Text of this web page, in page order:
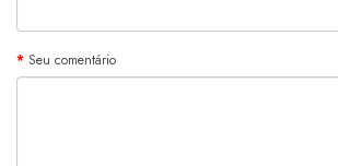
Seu comentário